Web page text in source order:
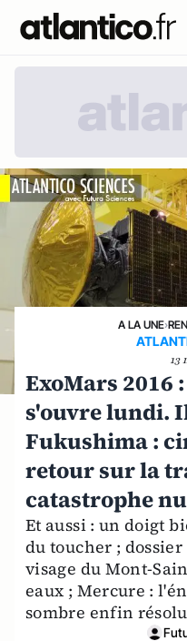
A LA UNE›
13
ExoMars 2016
s'ouvre lundi.
Fukushima :
retour sur la
catastrophe
Et aussi : un doigt
du toucher ;
visage du Mont-
eaux ; Mercure :
sombre enfin